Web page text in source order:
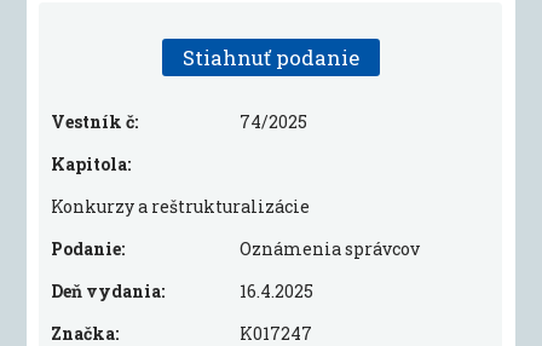
Stiahnuť podanie
Vestník č:
74/2025
Kapitola:
Konkurzy a reštrukturalizácie
Podanie:
Oznámenia správcov
Deň vydania:
16.4.2025
Značka:
K017247